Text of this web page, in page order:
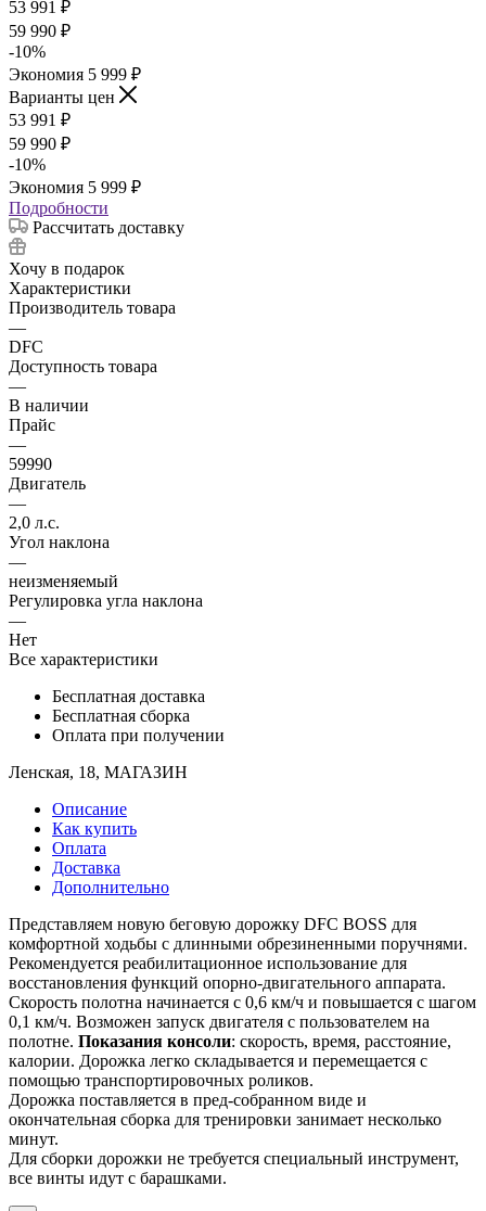
53 991 ₽
59 990 ₽
-10%
Экономия 5 999 ₽
Варианты цен
53 991 ₽
59 990 ₽
-10%
Экономия 5 999 ₽
Подробности
Рассчитать доставку
Хочу в подарок
Характеристики
Производитель товара
—
DFC
Доступность товара
—
В наличии
Прайс
—
59990
Двигатель
—
2,0 л.с.
Угол наклона
—
неизменяемый
Регулировка угла наклона
—
Нет
Все характеристики
Бесплатная доставка
Бесплатная сборка
Оплата при получении
Ленская, 18, МАГАЗИН
Описание
Как купить
Оплата
Доставка
Дополнительно
Представляем новую беговую дорожку DFC BOSS для
комфортной ходьбы с длинными обрезиненными поручнями.
Рекомендуется реабилитационное использование для
восстановления функций опорно-двигательного аппарата.
Скорость полотна начинается с 0,6 км/ч и повышается с шагом
0,1 км/ч. Возможен запуск двигателя с пользователем на
полотне. Показания консоли: скорость, время, расстояние,
калории. Дорожка легко складывается и перемещается с
помощью транспортировочных роликов.
Дорожка поставляется в пред-собранном виде и
окончательная сборка для тренировки занимает несколько
минут.
Для сборки дорожки не требуется специальный инструмент,
все винты идут с барашками.